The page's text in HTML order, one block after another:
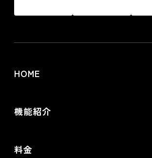
HOME
機能紹介
オムニチャネル・OMO
料金